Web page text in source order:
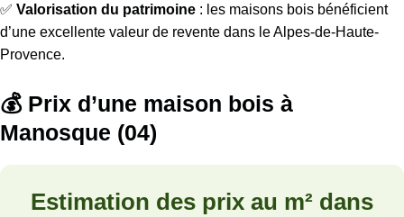
✅ Valorisation du patrimoine : les maisons bois bénéficient
d’une excellente valeur de revente dans le Alpes-de-Haute-
Provence.
💰 Prix d’une maison bois à
Manosque (04)
Estimation des prix au m² dans